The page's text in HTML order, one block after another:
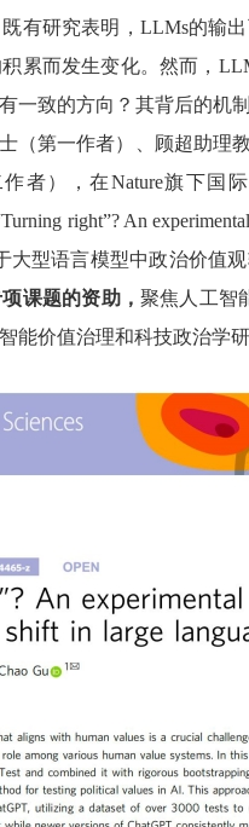
有研究表明，LLMs的输
累而发生变化。然而，
一致的方向？其背后的机
（第一作者）、顾超助理
者），在Nature旗下国
right”? An
大型语言模型中政治价值
课题的资助， 聚焦人工智
能价值治理和科技政治学